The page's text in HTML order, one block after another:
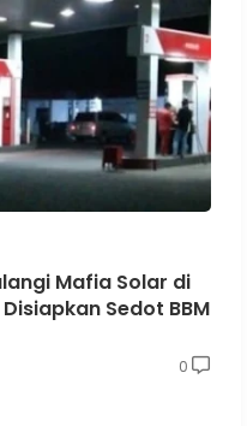
Mafia Solar di
Sedot BBM
0